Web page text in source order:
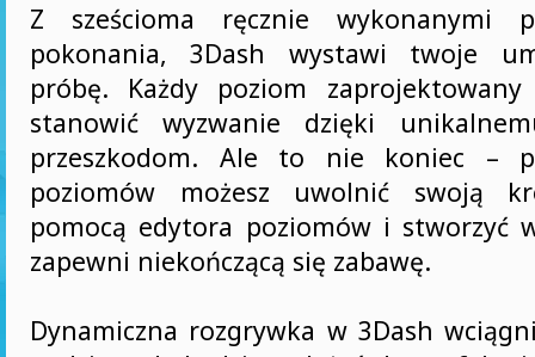
Z sześcioma ręcznie wykonanymi
pokonania, 3Dash wystawi twoje
próbę. Każdy poziom
stanowić wyzwanie dzięki
przeszkodom. Ale to nie koniec –
poziomów możesz uwolnić swoją
pomocą edytora poziomów i stworzyć
zapewni niekończącą się zabawę.
Dynamiczna rozgrywka w 3Dash